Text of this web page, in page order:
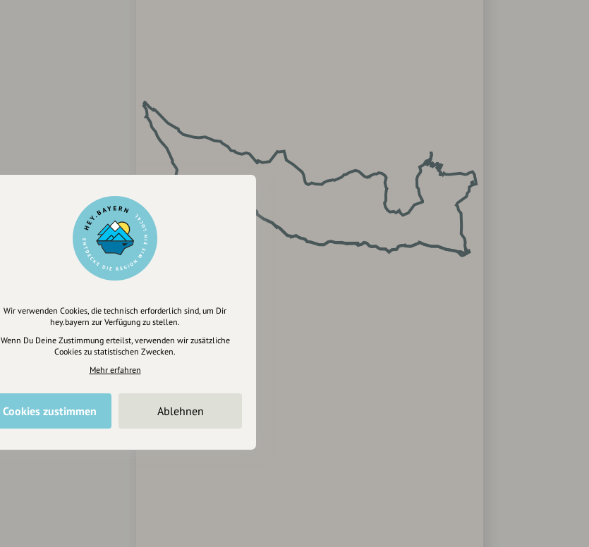
Wir verwenden Cookies, die technisch erforderlich sind, um Dir
hey.bayern zur Verfügung zu stellen.
Wenn Du Deine Zustimmung erteilst, verwenden wir zusätzliche
Cookies zu statistischen Zwecken.
Mehr erfahren
Cookies zustimmen Ablehnen